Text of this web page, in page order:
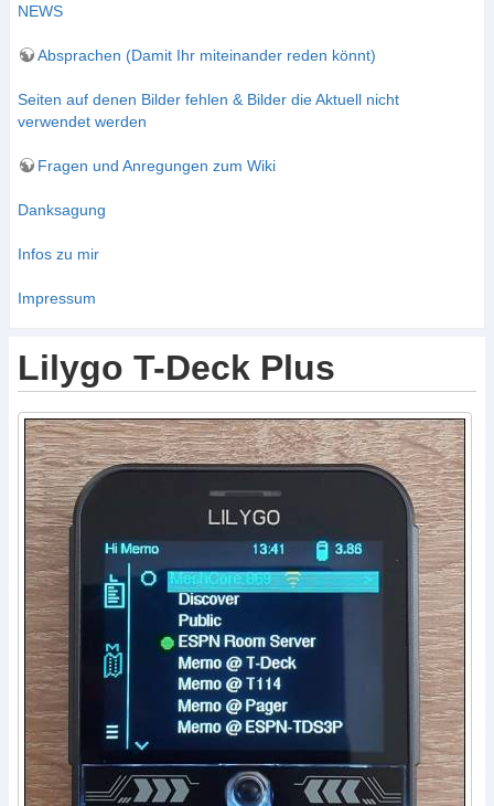
NEWS
Absprachen (Damit Ihr miteinander reden könnt)
Seiten auf denen Bilder fehlen & Bilder die Aktuell nicht
verwendet werden
Fragen und Anregungen zum Wiki
Danksagung
Infos zu mir
Impressum
Lilygo T-Deck Plus